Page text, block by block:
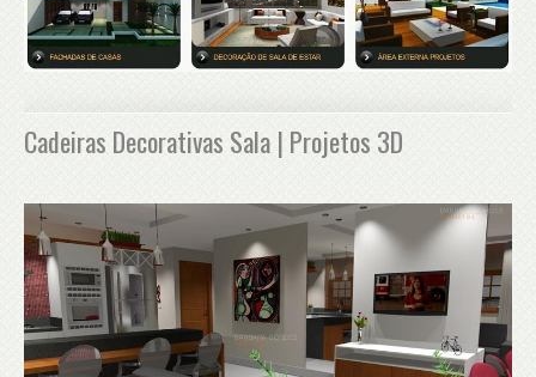
Cadeiras Decorativas Sala | Projetos 3D